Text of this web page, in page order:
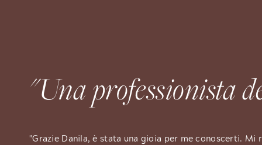
"Grazie Danila, è stata una gioia per me conoscerti.
"Una professionista